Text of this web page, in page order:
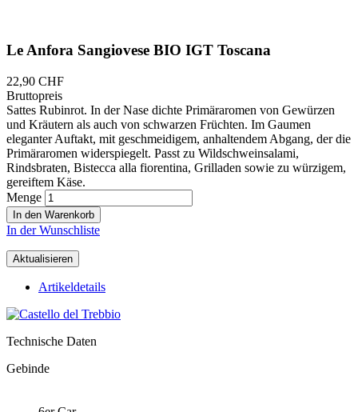
Le Anfora Sangiovese BIO IGT Toscana
22,90 CHF
Bruttopreis
Sattes Rubinrot. In der Nase dichte Primäraromen von Gewürzen
und Kräutern als auch von schwarzen Früchten. Im Gaumen
eleganter Auftakt, mit geschmeidigem, anhaltendem Abgang, der die
Primäraromen widerspiegelt. Passt zu Wildschweinsalami,
Rindsbraten, Bistecca alla fiorentina, Grilladen sowie zu würzigem,
gereiftem Käse.
Menge
In den Warenkorb
In der Wunschliste
Artikeldetails
Technische Daten
Gebinde